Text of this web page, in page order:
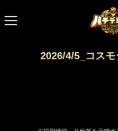
2026/4/5_コス